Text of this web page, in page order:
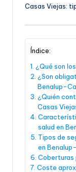
Casas Viejas:
Índice:
¿Qué son
¿Son
Benalup-
¿Quién
Casas
salud en
Tipos de
en
Coberturas
Coste